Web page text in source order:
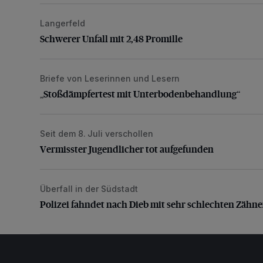
Schwerer Unfall mit 2,48 Promille
Langerfeld
Schwerer Unfall mit 2,48 Promille
„Stoßdämpfertest mit Unterbodenbehandlung“
Briefe von Leserinnen und Lesern
„Stoßdämpfertest mit Unterbodenbehandlung“
Vermisster Jugendlicher tot aufgefunden
Seit dem 8. Juli verschollen
Vermisster Jugendlicher tot aufgefunden
Polizei fahndet nach Dieb mit sehr schlechten Zähnen
Überfall in der Südstadt
Polizei fahndet nach Dieb mit sehr schlechten